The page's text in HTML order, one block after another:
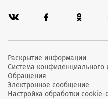
Раскрытие информации
Система
Обращения
Электронное сообщение
Настройка обработки